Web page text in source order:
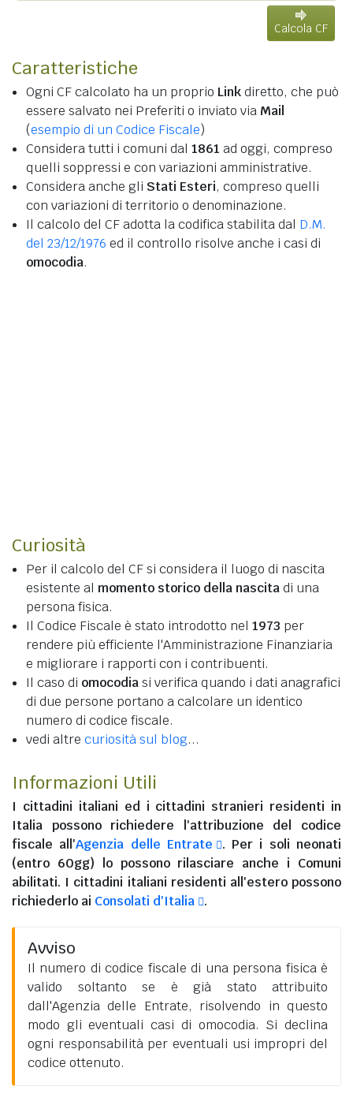
Calcola CF
Caratteristiche
Ogni CF calcolato ha un proprio Linkdiretto, che può
essere salvato nei Preferiti o inviato via Mail
(esempio di un Codice Fiscale)
Considera tutti i comuni dal 1861 ad oggi, compreso
quelli soppressi e con variazioni amministrative.
Considera anche gli Stati Esteri, compreso quelli
con variazioni di territorio o denominazione.
Il calcolo del CF adotta la codifica stabilita dal D.M.
del 23/12/1976 ed il controllo risolve anche i casi di
omocodia.
Curiosità
Per il calcolo del CF si considera il luogo di nascita
esistente al momento storico della nascitadi una
persona fisica.
Il Codice Fiscale è stato introdotto nel 1973 per
rendere più efficiente l'Amministrazione Finanziaria
e migliorare i rapporti con i contribuenti.
Il caso di omocodiasi verifica quando i dati anagrafici
di due persone portano a calcolare un identico
numero di codice fiscale.
vedi altre curiosità sul blog...
Informazioni Utili
I cittadini italiani ed i cittadini stranieri residenti in
Italia possono richiedere l'attribuzione del codice
fiscale all'Agenzia delle Entrate
. Per i soli neonati
(entro 60gg) lo possono rilasciare anche i Comuni
abilitati. I cittadini italiani residenti all'esteropossono
richiederlo ai Consolati d'Italia .
Avviso
Il numero di codice fiscale di una persona fisica è
valido soltanto se è già stato attribuito
dall'Agenzia delle Entrate, risolvendo in questo
modo gli eventuali casi di omocodia. Si declina
ogni responsabilità per eventuali usi impropri del
codice ottenuto.